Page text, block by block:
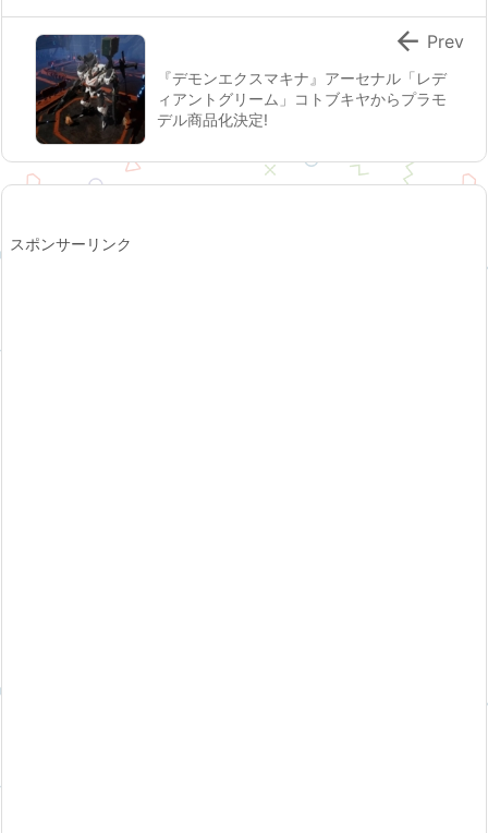
『デモンエクスマキナ』アーセナル「レデ
ィアントグリーム」コトブキヤからプラモ
デル商品化決定!
 Prev
スポンサーリンク